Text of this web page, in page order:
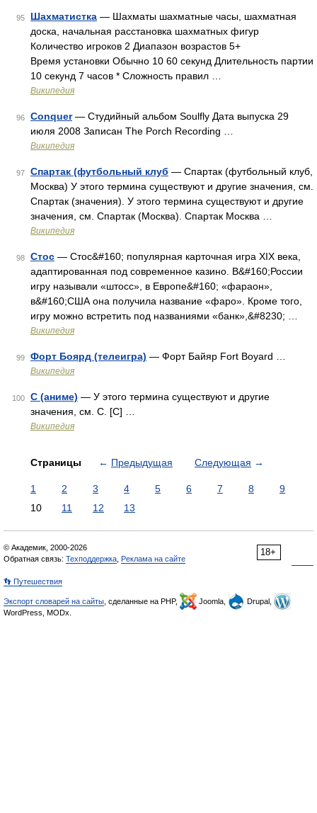
95 Шахматистка — Шахматы шахматные часы, шахматная
доска, начальная расстановка шахматных фигур
Количество игроков 2 Диапазон возрастов 5+
Время установки Обычно 10 60 секунд Длительность партии
10 секунд 7 часов * Сложность правил …
Википедия
96 Conquer— Студийный альбом Soulfly Дата выпуска 29
июля 2008 Записан The Porch Recording …
Википедия
97 Спартак (футбольный клуб — Спартак (футбольный клуб,
Москва) У этого термина существуют и другие значения, см.
Спартак (значения). У этого термина существуют и другие
значения, см. Спартак (Москва). Спартак Москва …
Википедия
98 Стос — Стос&#160; популярная карточная игра XIX века,
адаптированная под современное казино. В&#160;России
игру называли «штосс», в Европе&#160; «фараон»,
в&#160;США она получила название «фаро». Кроме того,
игру можно встретить под названиями «банк»,&#8230; …
Википедия
99 Форт Боярд (телеигра) — Форт Байяр Fort Boyard …
Википедия
100 C (аниме) — У этого термина существуют и другие
значения, см. C. [C] …
Википедия
Страницы ← Предыдущая Следующая →
1 2 3 4 5 6 7 8
9
10
11 12 13
18+
© Академик, 2000-2026
Обратная связь: Техподдержка Реклама на сайте
👣 Путешествия
Экспорт словарей на сайты , сделанные на PHP, Joomla,
Drupal,
WordPress, MODx.